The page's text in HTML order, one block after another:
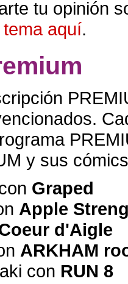
tu opinión
aquí.
y sus
Graped
Apple
d'Aigle
ARKHAM
con RUN 8